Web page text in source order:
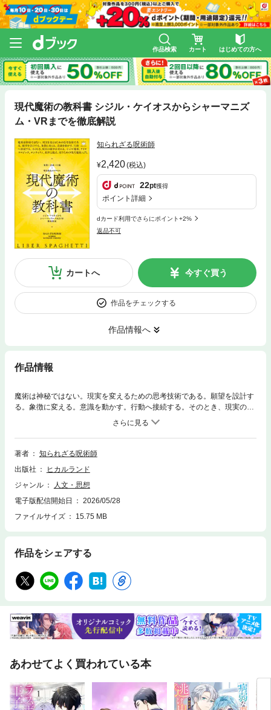
作品検索 カート はじめての方へ
現代魔術の教科書 シジル・ケイオスからシャーマニズ
ム・VRまでを徹底解説
知られざる呪術師
2,420(税込)
22pt獲得
ポイント詳細
dカード利用でさらにポイント+2%
返品不可
カートへ 今すぐ買う
作品をチェックする
作品情報へ
作品情報
魔術は神秘ではない。現実を変えるための思考技術である。願望を設計す
る。象徴に変える。意識を動かす。行動へ接続する。そのとき、現実の確
率は変わる。シジル魔術、ケイオスマジック、エンティティ、結界と儀
式、使うための現代魔術入門。世界は、操作できる。願望は、現実にな
る。現実を動かす技術。英国の神秘学派で学び、最高位を得た呪術師で、
大好評オースティン・スペア『シジル魔術の創始者スペアの「快楽の書」
て読み解く現代魔術の解説書。
著者
知られざる呪術師
出版社
ヒカルランド
ジャンル
人文・思想
電子版配信開始日
2026/05/28
ファイルサイズ
15.75 MB
作品をシェアする
あわせてよく買われている本